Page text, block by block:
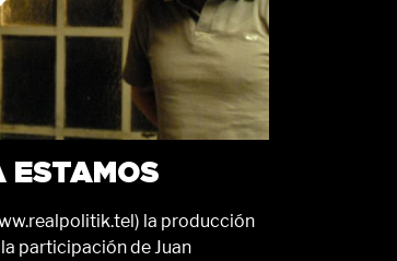
ESTAMOS
la producción
participación de Juan